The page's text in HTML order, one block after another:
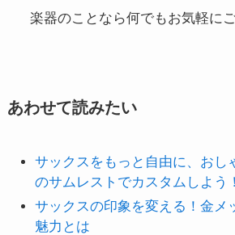
楽器のことなら何でもお気軽に
あわせて読みたい
サックスをもっと自由に、おし
のサムレストでカスタムしよう！
サックスの印象を変える！金メ
魅力とは